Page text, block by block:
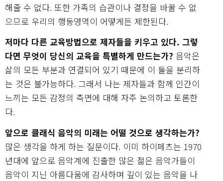
해줄 수 없다. 또한 가족의 습관이나 결정을 바꿀 수 없
으므로 우리의 행동영역이 어떻게든 제한된다.
저마다 다른 교육방법으로 제자들을 키우고 있다. 그렇
다면 무엇이 당신의 교육을 특별하게 만드는가? 음악은
삶의 모든 부분과 연결되어 있기 때문에 이 둘을 분리하
는 것은 불가능하다. 그래서 나는 제자들과 함께 인간이
느끼는 모든 감정의 측면에 대해 자주 논의하고 토론한
다.
앞으로 클래식 음악의 미래는 어떨 것으로 생각하는가?
많은 생각을 하게 하는 질문이다. 이미 하이페츠는 1970
년대에 앞으로 음악계에 진출한 많은 젊은 음악가들이
음악이 지닌 아름다움에 감사하며 깊이 있는 음악을 나